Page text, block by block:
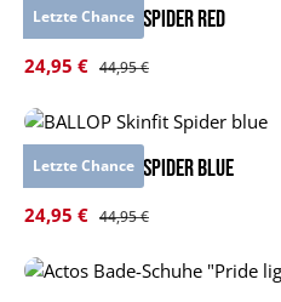
Letzte Chance
BALLOP Skinfit Spider red
Verkaufspreis:
24,95 € Regulärer Preis:
44,95 €
Letzte Chance
BALLOP Skinfit Spider blue
Verkaufspreis:
24,95 € Regulärer Preis:
44,95 €